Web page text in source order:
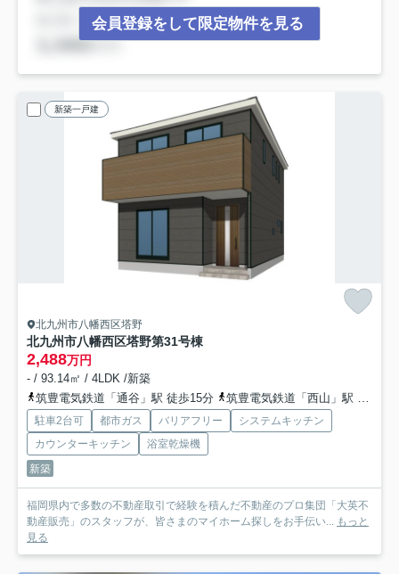
会員登録をして限定物件を見る
新築一戸建
北九州市八幡西区塔野
北九州市八幡西区塔野第31号棟
2,488万円
- / 93.14㎡ / 4LDK /新築
筑豊電気鉄道「通谷」駅 徒歩15分
筑豊電気鉄道「西山」駅 徒歩17分
駐車2台可 都市ガス バリアフリー
システムキッチン
カウンターキッチン
浴室乾燥機
新築
福岡県内で多数の不動産取引で経験を積んだ不動産のプロ集団「大英不
動産販売」のスタッフが、皆さまのマイホーム探しをお手伝い... もっと
見る